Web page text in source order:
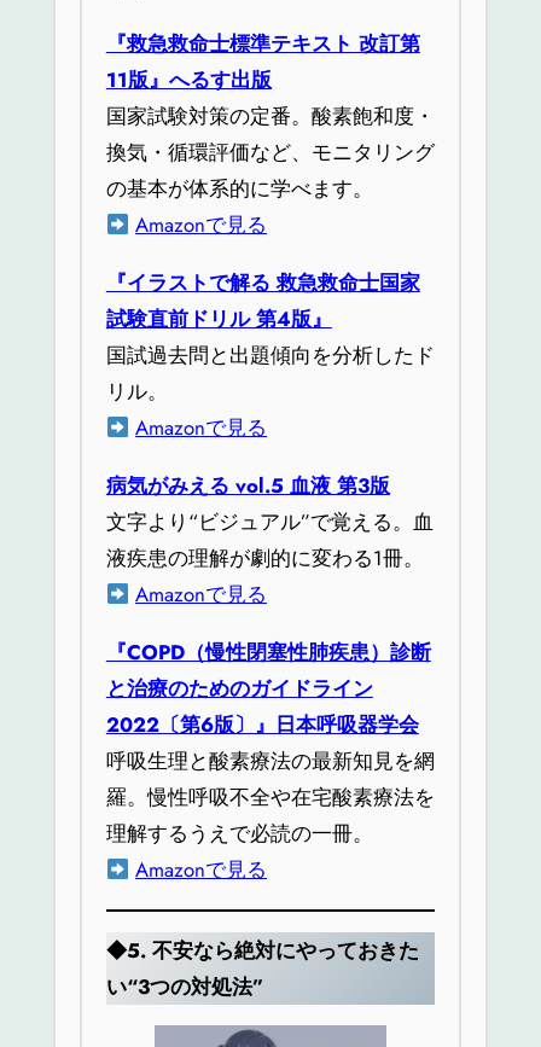
『救急救命士標準テキスト 改訂第
11版』へるす出版
国家試験対策の定番。酸素飽和度・
換気・循環評価など、モニタリング
の基本が体系的に学べます。
Amazonで見る
『イラストで解る 救急救命士国家
試験直前ドリル 第4版』
国試過去問と出題傾向を分析したド
リル。
Amazonで見る
病気がみえる vol.5 血液 第3版
文字より“ビジュアル”で覚える。血
液疾患の理解が劇的に変わる1冊。
Amazonで見る
『COPD（慢性閉塞性肺疾患）診断
と治療のためのガイドライン
2022〔第6版〕』日本呼吸器学会
呼吸生理と酸素療法の最新知見を網
羅。慢性呼吸不全や在宅酸素療法を
理解するうえで必読の一冊。
Amazonで見る
◆5. 不安なら絶対にやっておきた
い“3つの対処法”